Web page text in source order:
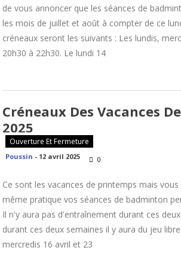
de vous annoncer que les séances de
les mois de juillet et août à compter de ce
créneaux seront les suivants : Les lundis,
20h30 à 22h30. Le lundi 14
Créneaux Des Vacances
2025
Ouverture Et Fermeture
Poussin - 12 avril 2025 0
Ce sont les vacances de printemps mais
même pratique vos séances de badminton
Il n'y aura pas d'entraînement durant ces
durant ces deux semaines il y aura du jeu
mercredis 16 avril et 23